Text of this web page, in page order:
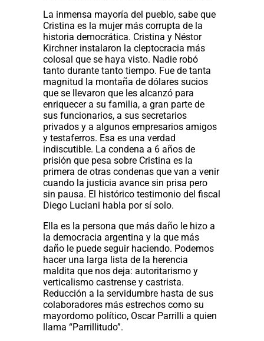
La inmensa mayoría del pueblo, sabe que
Cristina es la mujer más corrupta de la
historia democrática. Cristina y Néstor
Kirchner instalaron la cleptocracia más
colosal que se haya visto. Nadie robó
tanto durante tanto tiempo. Fue de tanta
magnitud la montaña de dólares sucios
que se llevaron que les alcanzó para
enriquecer a su familia, a gran parte de
sus funcionarios, a sus secretarios
privados y a algunos empresarios amigos
y testaferros. Esa es una verdad
indiscutible. La condena a 6 años de
prisión que pesa sobre Cristina es la
primera de otras condenas que van a venir
cuando la justicia avance sin prisa pero
sin pausa. El histórico testimonio del fiscal
Diego Luciani habla por sí solo.
Ella es la persona que más daño le hizo a
la democracia argentina y la que más
daño le puede seguir haciendo. Podemos
hacer una larga lista de la herencia
maldita que nos deja: autoritarismo y
verticalismo castrense y castrista.
Reducción a la servidumbre hasta de sus
colaboradores más estrechos como su
mayordomo político, Oscar Parrilli a quien
llama “Parrillitudo”.